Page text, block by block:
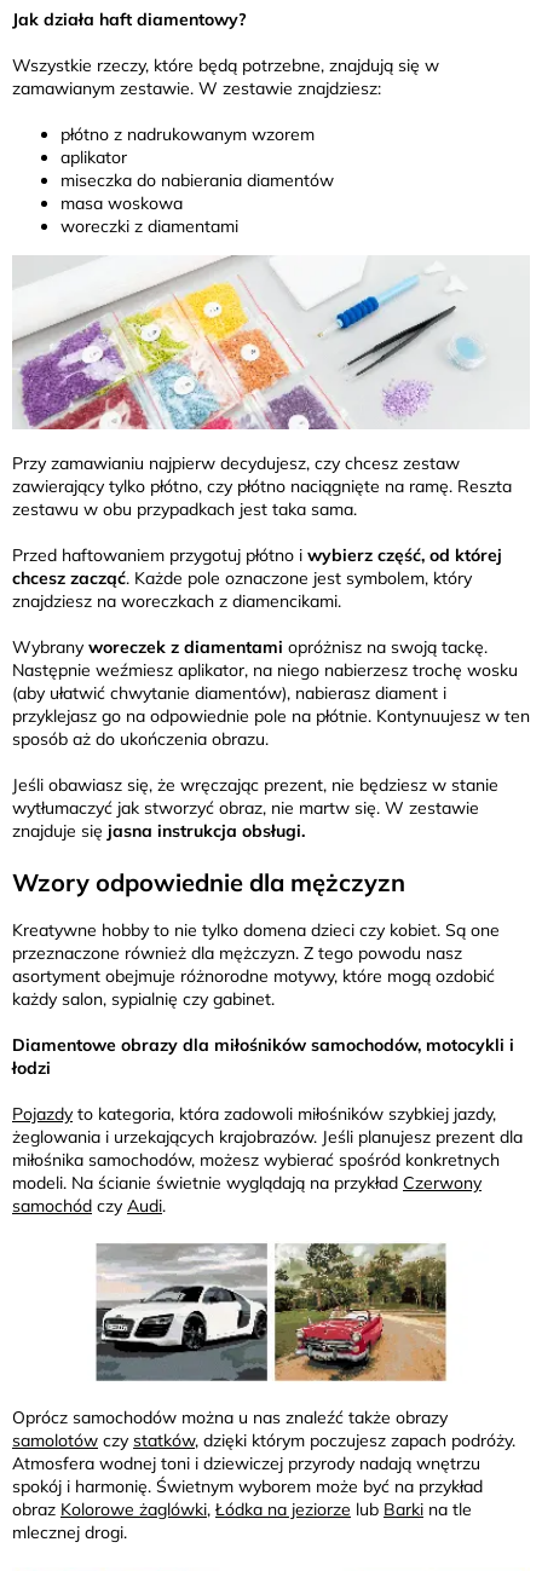
Jak działa haft diamentowy?
Wszystkie rzeczy, które będą potrzebne, znajdują się w
zamawianym zestawie. W zestawie znajdziesz:
płótno z nadrukowanym wzorem
aplikator
miseczka do nabierania diamentów
masa woskowa
woreczki z diamentami
Przy zamawianiu najpierw decydujesz, czy chcesz zestaw
zawierający tylko płótno, czy płótno naciągnięte na ramę. Reszta
zestawu w obu przypadkach jest taka sama.
Przed haftowaniem przygotuj płótno i wybierz część, od której
chcesz zacząć. Każde pole oznaczone jest symbolem, który
znajdziesz na woreczkach z diamencikami.
Wybrany woreczek z diamentami opróżnisz na swoją tackę.
Następnie weźmiesz aplikator, na niego nabierzesz trochę wosku
(aby ułatwić chwytanie diamentów), nabierasz diament i
przyklejasz go na odpowiednie pole na płótnie. Kontynuujesz w ten
sposób aż do ukończenia obrazu.
Jeśli obawiasz się, że wręczając prezent, nie będziesz w stanie
wytłumaczyć jak stworzyć obraz, nie martw się. W zestawie
znajduje się jasna instrukcja obsługi.
Wzory odpowiednie dla mężczyzn
Kreatywne hobby to nie tylko domena dzieci czy kobiet. Są one
przeznaczone również dla mężczyzn. Z tego powodu nasz
asortyment obejmuje różnorodne motywy, które mogą ozdobić
każdy salon, sypialnię czy gabinet.
Diamentowe obrazy dla miłośników samochodów, motocykli i
łodzi
Pojazdy to kategoria, która zadowoli miłośników szybkiej jazdy,
żeglowania i urzekających krajobrazów. Jeśli planujesz prezent dla
miłośnika samochodów, możesz wybierać spośród konkretnych
modeli. Na ścianie świetnie wyglądają na przykład Czerwony
samochód czy Audi.
Oprócz samochodów można u nas znaleźć także obrazy
samolotów czy statków, dzięki którym poczujesz zapach podróży.
Atmosfera wodnej toni i dziewiczej przyrody nadają wnętrzu
spokój i harmonię. Świetnym wyborem może być na przykład
obraz Kolorowe żaglówki, Łódka na jeziorze lub Barki na tle
mlecznej drogi.